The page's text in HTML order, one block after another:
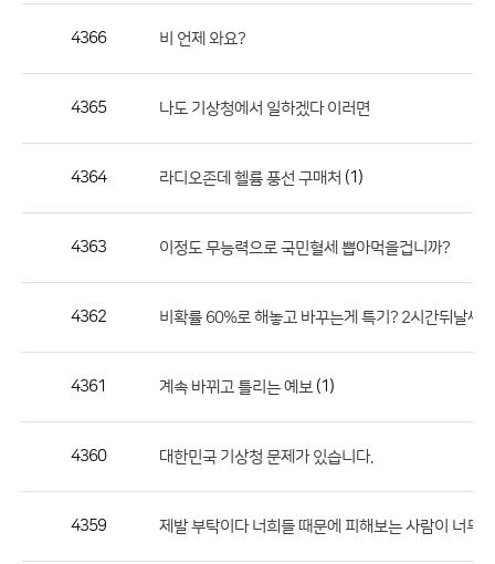
론
호,
록
4366 비 언제 와요?
4365 나도 기상청에서 일하겠다 이러면
4364 라디오존데 헬륨 풍선 구매처 (1)
4363 이정도 무능력으로 국민혈세 뽑아먹을겁니까?
4362 비확률 60%로 해놓고 바꾸는게 특기? 2시간뒤날씨
4361 계속 바뀌고 틀리는 예보 (1)
4360 대한민국 기상청 문제가 있습니다.
4359 제발 부탁이다 너희들 때문에 피해보는 사람이 너무